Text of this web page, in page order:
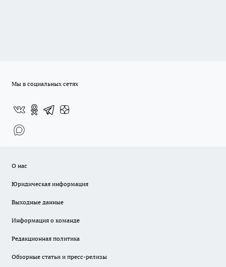
Мы в социальных сетях
О нас
Юридическая информация
Выходные данные
Информация о команде
Редакционная политика
Обзорные статьи и пресс-релизы